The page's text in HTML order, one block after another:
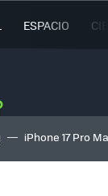
ESPACIO
iPhone 17 Pro